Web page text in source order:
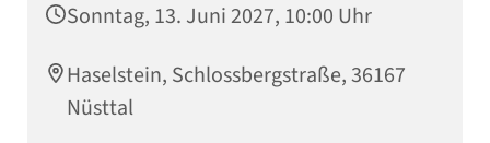
Sonntag, 13. Juni 2027, 10:00 Uhr
Haselstein, Schlossbergstraße, 36167
Nüsttal